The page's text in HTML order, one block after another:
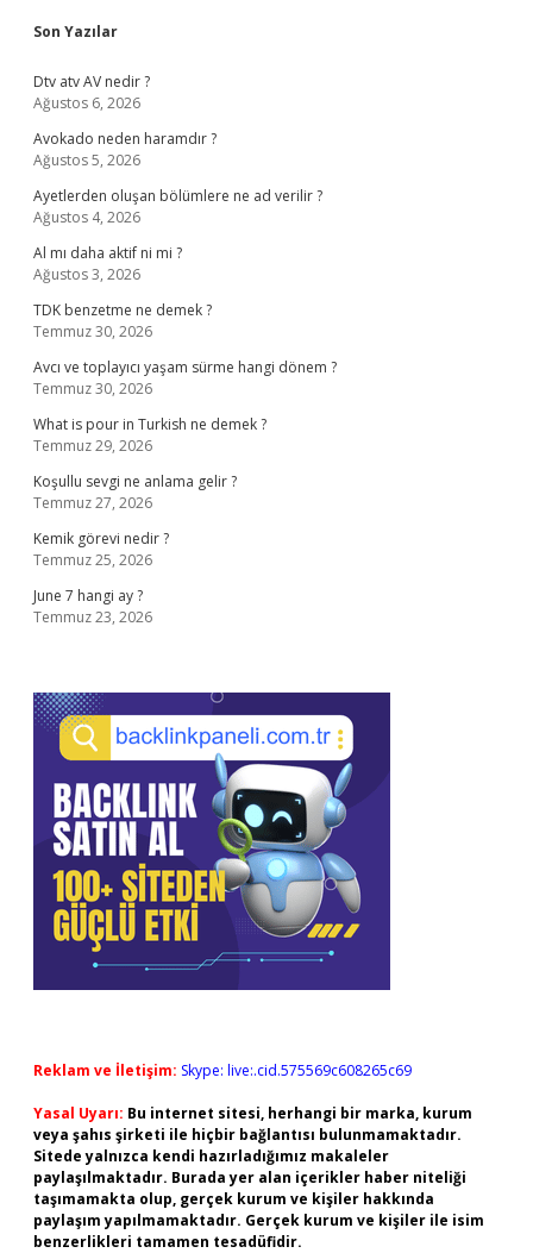
Sidebar
Son Yazılar
Dtv atv AV nedir ?
Ağustos 6, 2026
Avokado neden haramdır ?
Ağustos 5, 2026
Ayetlerden oluşan bölümlere ne ad verilir ?
Ağustos 4, 2026
Al mı daha aktif ni mi ?
Ağustos 3, 2026
TDK benzetme ne demek ?
Temmuz 30, 2026
Avcı ve toplayıcı yaşam sürme hangi dönem ?
Temmuz 30, 2026
What is pour in Turkish ne demek ?
Temmuz 29, 2026
Koşullu sevgi ne anlama gelir ?
Temmuz 27, 2026
Kemik görevi nedir ?
Temmuz 25, 2026
June 7 hangi ay ?
Temmuz 23, 2026
Reklam ve İletişim: Skype: live:.cid.575569c608265c69
Yasal Uyarı: Bu internet sitesi, herhangi bir marka, kurum
veya şahıs şirketi ile hiçbir bağlantısı bulunmamaktadır.
Sitede yalnızca kendi hazırladığımız makaleler
paylaşılmaktadır. Burada yer alan içerikler haber niteliği
taşımamakta olup, gerçek kurum ve kişiler hakkında
paylaşım yapılmamaktadır. Gerçek kurum ve kişiler ile isim
benzerlikleri tamamen tesadüfidir.